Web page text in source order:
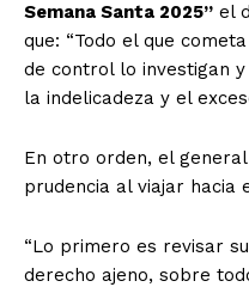
Semana Santa 2025” el
que: “Todo el que
de control lo investigan
la indelicadeza y el
En otro orden, el
prudencia al viajar hacia
“Lo primero es revisar
derecho ajeno, sobre